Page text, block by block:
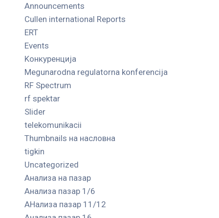
Announcements
Cullen international Reports
ERT
Events
Kонкуренција
Megunarodna regulatorna konferencija
RF Spectrum
rf spektar
Slider
telekomunikacii
Thumbnails на насловна
tigkin
Uncategorized
Анализа на пазар
Анализа пазар 1/6
АНализа пазар 11/12